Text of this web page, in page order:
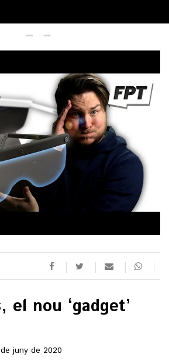
CLÀSSIC | ALBERT PLA
LA MAR: SEMPRE BUSCA L’EQUILIBRI”
DISCOGRÀFIQUES
| ELS 3 TAMBORS
POLÍTICA
el nou ‘gadget’
juny de 2020